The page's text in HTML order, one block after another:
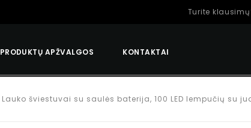
Turite
PRODUKTŲ APŽVALGOS KONTAKTAI
Lauko šviestuvai su saulės baterija, 100 LED lempučių su